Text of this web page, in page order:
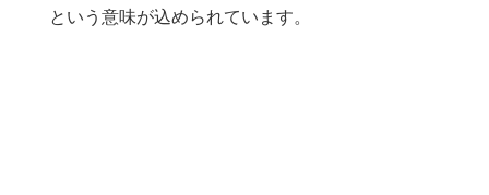
という意味が込められています。